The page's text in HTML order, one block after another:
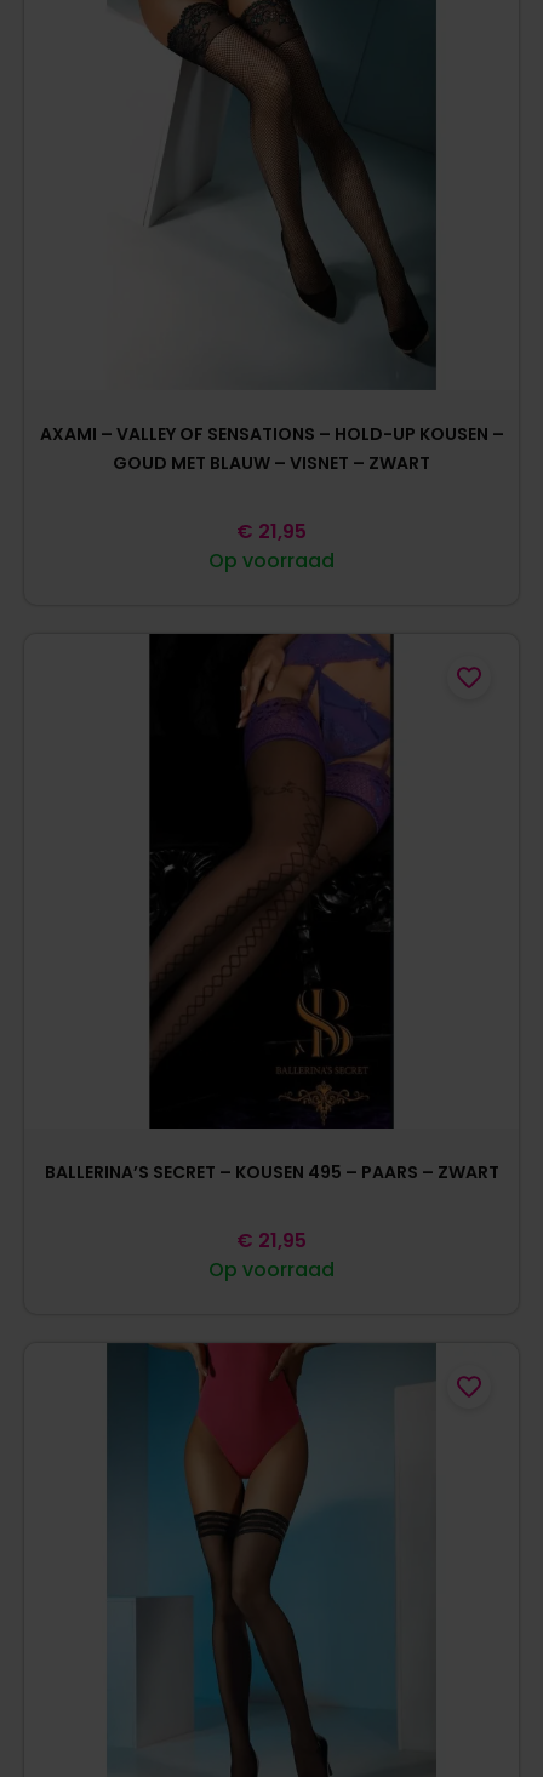
AXAMI – VALLEY OF SENSATIONS – HOLD-UP KOUSEN –
GOUD MET BLAUW – VISNET – ZWART
Op voorraad
€ 21,95
BALLERINA’S SECRET – KOUSEN 495 – PAARS – ZWART
Op voorraad
€ 21,95